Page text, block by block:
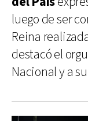
luego de ser
Reina
destacó el
Nacional y a